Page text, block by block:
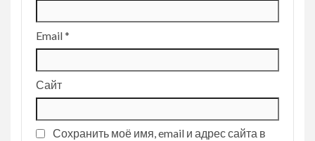
Email*
Сайт
Сохранить моё имя, email и адрес сайта в